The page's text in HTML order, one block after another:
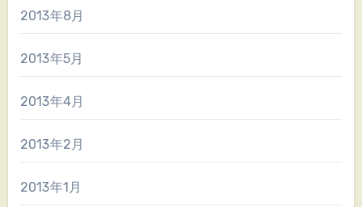
2013年8月
2013年5月
2013年4月
2013年2月
2013年1月